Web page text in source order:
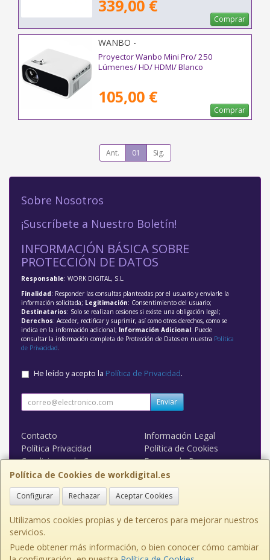
339,00 €
Comprar
WANBO -
Proyector Wanbo Mini Pro/ 250
Lúmenes/ HD/ HDMI/ Blanco
105,00 €
Comprar
Ant. 01 Sig.
Política de Cookies de workdigital.es
Configurar Rechazar Aceptar Cookies
Utilizamos cookies propias y de terceros para mejorar nuestros
servicios.
Puede obtener más información, o bien conocer cómo cambiar
Sobre Nosotros
¡Suscríbete a Nuestro Boletín!
INFORMACIÓN BÁSICA SOBRE
PROTECCIÓN DE DATOS
Responsable: WORK DIGITAL, S.L.
Finalidad: Responder las consultas planteadas por el usuario y enviarle la
información solicitada; Legitimación: Consentimiento del usuario;
Destinatarios: Solo se realizan cesiones si existe una obligación legal;
Derechos: Acceder, rectificar y suprimir, así como otros derechos, como se
indica en la información adicional; Información Adicional: Puede
consultar la información completa de Protección de Datos en nuestra Política
de Privacidad.
He leído y acepto la Política de Privacidad.
Enviar
Contacto
Información Legal
Política Privacidad
Política de Cookies
Condiciones de Compra
Formas de Pago
WORK DIGITAL
Contacto
admin@workdigital.es